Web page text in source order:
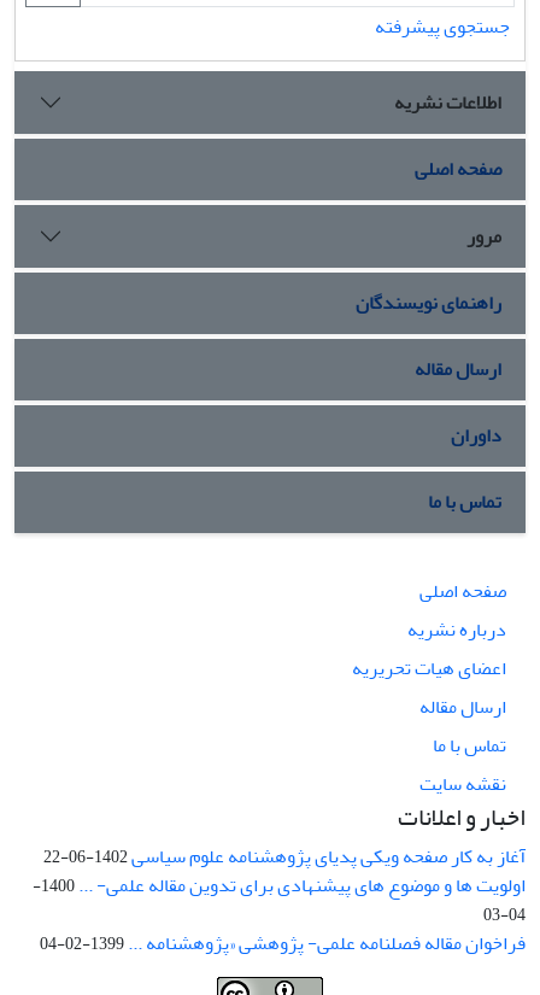
جستجوی پیشرفته
اطلاعات نشریه
صفحه اصلی
مرور
راهنمای نویسندگان
ارسال مقاله
داوران
تماس با ما
صفحه اصلی
درباره نشریه
اعضای هیات تحریریه
ارسال مقاله
تماس با ما
نقشه سایت
اخبار و اعلانات
آغاز به کار صفحه ویکی پدیای پژوهشنامه علوم سیاسی1402-06-22
اولویت ها و موضوع های پیشنهادی برای تدوین مقاله علمی- ...
1400-
04-03
فراخوان مقاله فصلنامه علمی- پژوهشی «پژوهشنامه ...1399-02-04